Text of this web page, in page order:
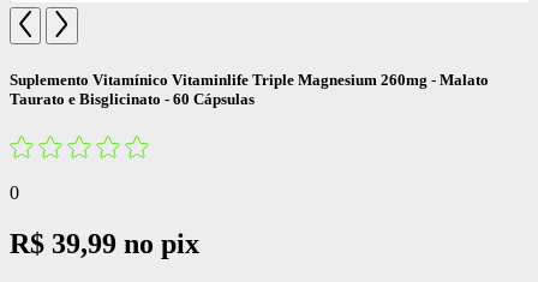
Suplemento Vitamínico Vitaminlife Triple Magnesium 260mg - Malato
Taurato e Bisglicinato - 60 Cápsulas
0
R$ 39,99 no pix